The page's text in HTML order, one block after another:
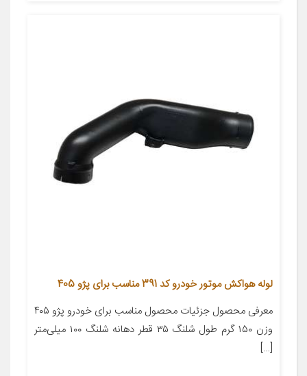
لوله هواکش موتور خودرو کد 391 مناسب برای پژو 405
معرفی محصول جزئیات محصول مناسب برای خودرو پژو ۴۰۵
وزن ۱۵۰ گرم طول شلنگ ۳۵ قطر دهانه شلنگ ۱۰۰ میلی‌متر
[…]